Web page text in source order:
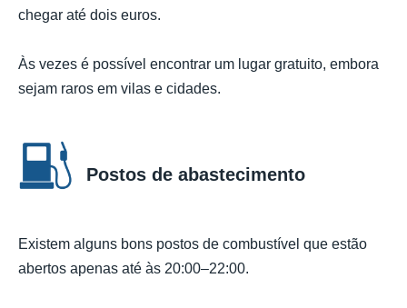
chegar até dois euros.
Às vezes é possível encontrar um lugar gratuito, embora
sejam raros em vilas e cidades.
Postos de abastecimento
Existem alguns bons postos de combustível que estão
abertos apenas até às 20:00–22:00.